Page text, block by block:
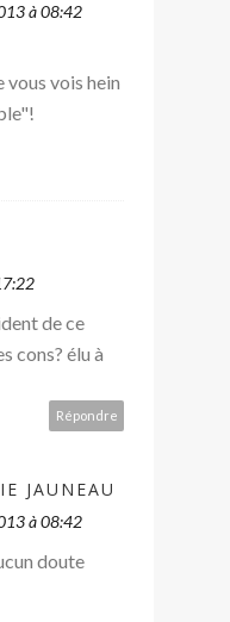
à 08:42
vous vois hein
de ce
cons? élu à
Répondre
JAUNEAU
à 08:42
doute